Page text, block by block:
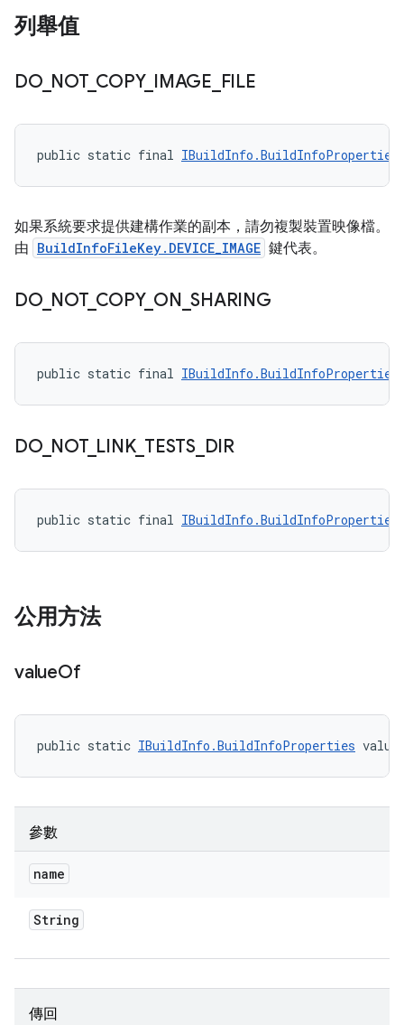
列舉值
DO_ NOT_ COPY_ IMAGE FILE
public static final IBuildInfo.BuildInfoProperties
如果系統要求提供建構作業的副本，請勿複製裝置映像檔。
由 BuildInfoFileKey.DEVICE_IMAGE 鍵代表。
DO_ NOT_ COPY_ ON _SHARING
public static final IBuildInfo.BuildInfoProperties
DO_ NOT_ LINK_ TESTS_ DIR
public static final IBuildInfo.BuildInfoProperties
公用方法
valueOf
public static IBuildInfo.BuildInfoProperties
參數
name
String
傳回